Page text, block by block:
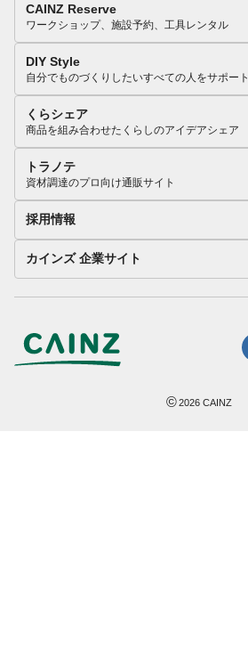
CAINZ Reserve
ワークショップ、施設予約、工具レンタル
DIY Style
自分でものづくりしたいすべての人をサポート
くらシェア
商品を組み合わせたくらしのアイデアシェア
トラノテ
資材調達のプロ向け通販サイト
採用情報
カインズ 企業サイト
©2026 CAINZ